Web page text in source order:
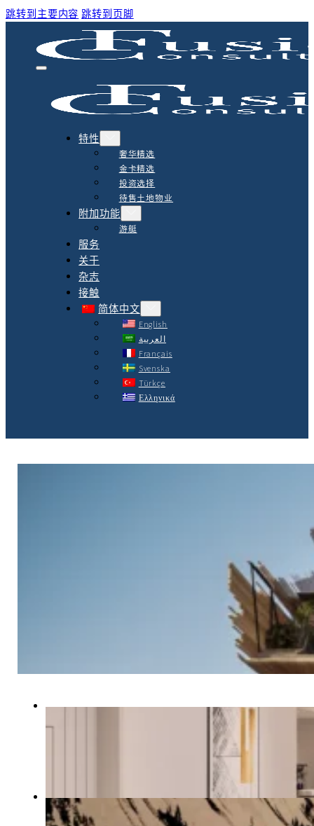
跳转到主要内容 跳转到页脚
特性
奢华精选
金卡精选
投资选择
待售土地物业
附加功能
游艇
服务
关于
杂志
接触
简体中文
English
العربية
Français
Svenska
Türkçe
Ελληνικά